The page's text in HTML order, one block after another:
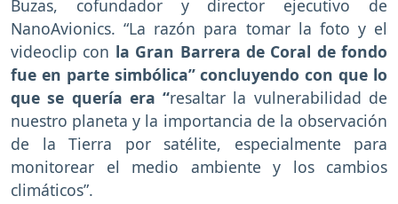
Buzas, cofundador y director ejecutivo de
NanoAvionics. “La razón para tomar la foto y el
videoclip con la Gran Barrera de Coral de fondo
fue en parte simbólica” concluyendo con que lo
que se quería era “resaltar la vulnerabilidad de
nuestro planeta y la importancia de la observación
de la Tierra por satélite, especialmente para
monitorear el medio ambiente y los cambios
climáticos”.